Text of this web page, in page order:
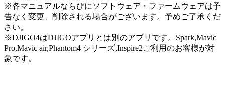
※各マニュアルならびにソフトウェア・ファームウェアは予
告なく変更、削除される場合がございます。予めご了承くだ
さい。
※DJIGO4はDJIGOアプリとは別のアプリです。Spark,Mavic
Pro,Mavic air,Phantom4 シリーズ,Inspire2ご利用のお客様が対
象です。